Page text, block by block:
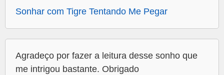
Sonhar com Tigre Tentando Me Pegar
Agradeço por fazer a leitura desse sonho que
me intrigou bastante. Obrigado